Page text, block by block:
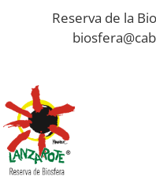
Reserva de la